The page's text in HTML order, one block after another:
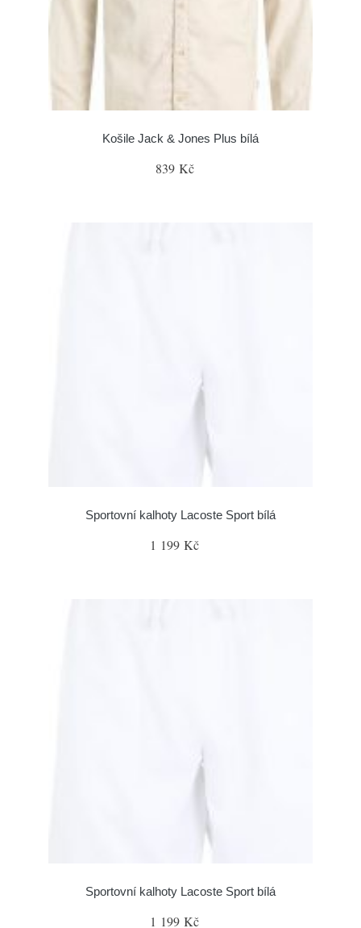
Košile Jack & Jones Plus bílá
839 Kč
Sportovní kalhoty Lacoste Sport bílá
1 199 Kč
Sportovní kalhoty Lacoste Sport bílá
1 199 Kč